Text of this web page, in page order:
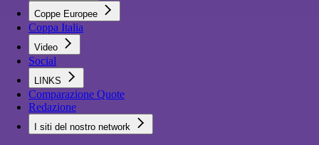
Coppe Europee
Coppa Italia
Video
Social
LINKS
Comparazione Quote
Redazione
I siti del nostro network